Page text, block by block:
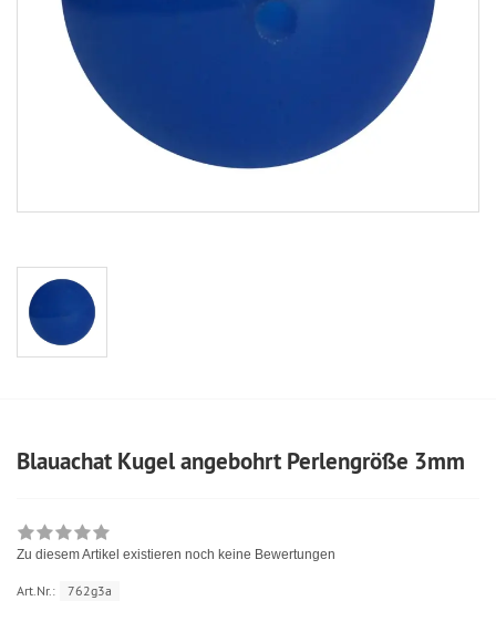
Blauachat Kugel angebohrt Perlengröße 3mm
Zu diesem Artikel existieren noch keine Bewertungen
Art.Nr.: 762g3a